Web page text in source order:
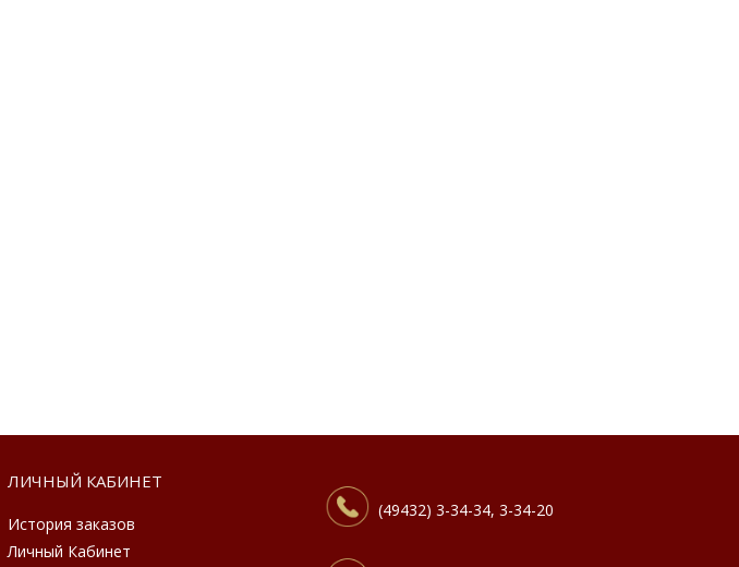
ЛИЧНЫЙ КАБИНЕТ
История заказов
Личный Кабинет
(49432) 3-34-34, 3-34-20